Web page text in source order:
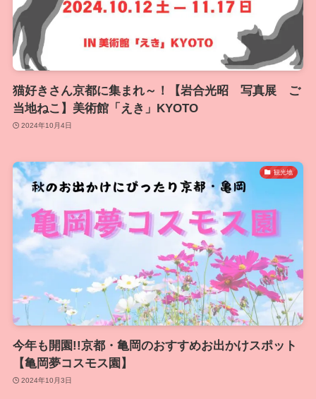
猫好きさん京都に集まれ～！【岩合光昭 写真展 ご
当地ねこ】美術館「えき」KYOTO
2024年10月4日
観光地
今年も開園!!京都・亀岡のおすすめお出かけスポット
【亀岡夢コスモス園】
2024年10月3日